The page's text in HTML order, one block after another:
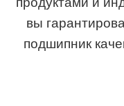
вы
подшипник